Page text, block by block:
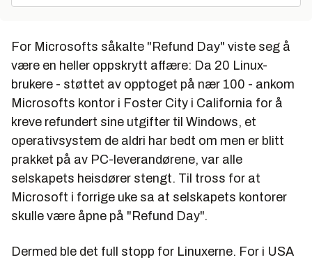
For Microsofts såkalte "Refund Day" viste seg å
være en heller oppskrytt affære: Da 20 Linux-
brukere - støttet av opptoget på nær 100 - ankom
Microsofts kontor i Foster City i California for å
kreve refundert sine utgifter til Windows, et
operativsystem de aldri har bedt om men er blitt
prakket på av PC-leverandørene, var alle
selskapets heisdører stengt. Til tross for at
Microsoft i forrige uke sa at selskapets kontorer
skulle være åpne på "Refund Day".
Dermed ble det full stopp for Linuxerne. For i USA